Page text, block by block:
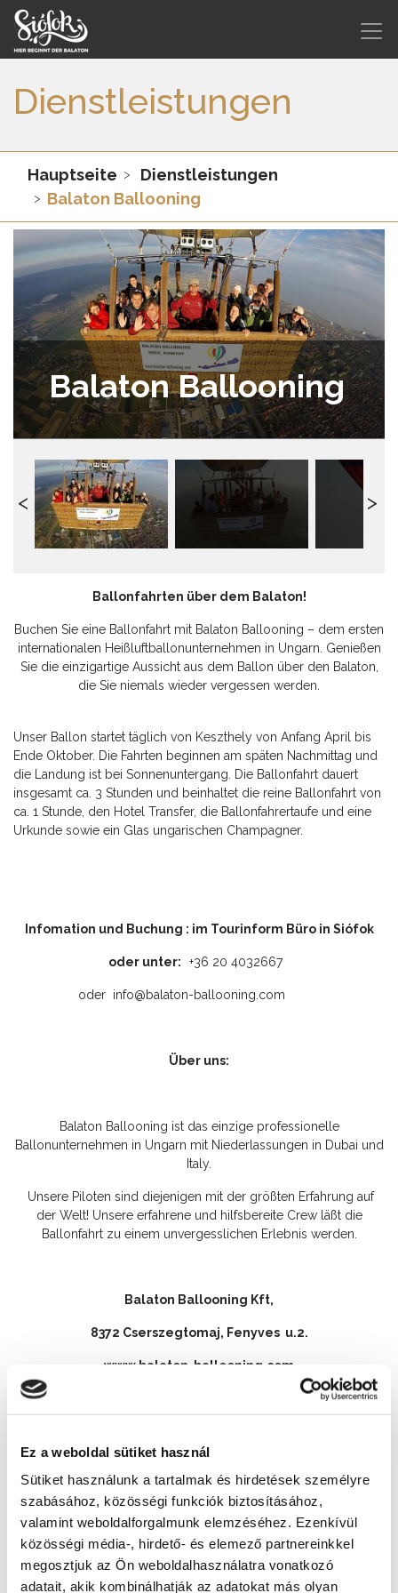
Ez a weboldal sütiket használ
Sütiket használunk a tartalmak és hirdetések személyre
szabásához, közösségi funkciók biztosításához,
valamint weboldalforgalmunk elemzéséhez. Ezenkívül
közösségi média-, hirdető- és elemező partnereinkkel
megosztjuk az Ön weboldalhasználatra vonatkozó
adatait, akik kombinálhatják az adatokat más olyan
Dienstleistungen
Hauptseite
Dienstleistungen
Balaton Ballooning
Balaton Ballooning
Ballonfahrten über dem Balaton!
Buchen Sie eine Ballonfahrt mit Balaton Ballooning – dem ersten
internationalen Heißluftballonunternehmen in Ungarn. Genießen
Sie die einzigartige Aussicht aus dem Ballon über den Balaton,
die Sie niemals wieder vergessen werden.
Unser Ballon startet täglich von Keszthely von Anfang April bis
Ende Oktober. Die Fahrten beginnen am späten Nachmittag und
die Landung ist bei Sonnenuntergang. Die Ballonfahrt dauert
insgesamt ca. 3 Stunden und beinhaltet die reine Ballonfahrt von
ca. 1 Stunde, den Hotel Transfer, die Ballonfahrertaufe und eine
Urkunde sowie ein Glas ungarischen Champagner.
Infomation und Buchung : im Tourinform Büro in Siófok
oder unter: +36 20 4032667
oder info@balaton-ballooning.com
Über uns:
Balaton Ballooning ist das einzige professionelle
Ballonunternehmen in Ungarn mit Niederlassungen in Dubai und
Italy.
Unsere Piloten sind diejenigen mit der größten Erfahrung auf
der Welt! Unsere erfahrene und hilfsbereite Crew läßt die
Ballonfahrt zu einem unvergesslichen Erlebnis werden.
Balaton Ballooning Kft,
8372 Cserszegtomaj, Fenyves u.2.
www.balaton-ballooning.com
Kontakt
Addresse
8360 Keszthely,
Webseite
http://www.balaton-ballooning.com/hu/